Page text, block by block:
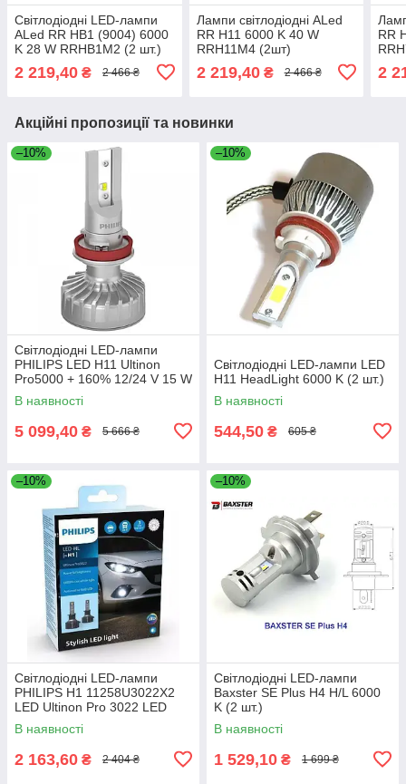
Світлодіодні LED-лампи
ALed RR HB1 (9004) 6000
K 28 W RRHB1M2 (2 шт.)
2 219,40 ₴ 2 466 ₴
Лампи світлодіодні ALed
RR H11 6000 K 40 W
RRH11M4 (2шт)
2 219,40₴ 2 466 ₴
RR
2
Акційні пропозиції та новинки
–10%
Світлодіодні LED-лампи
PHILIPS LED H11 Ultinon
Pro5000 + 160% 12/24 V 15 W
В наявності
5 099,40 ₴ 5 666 ₴
–10%
Світлодіодні LED-лампи LED
H11 HeadLight 6000 K (2 шт.)
В наявності
544,50 ₴ 605 ₴
–10%
Світлодіодні LED-лампи
PHILIPS H1 11258U3022X2
LED Ultinon Pro 3022 LED
12/24V
В наявності
2 163,60 ₴ 2 404 ₴
–10%
Світлодіодні LED-лампи
Baxster SE Plus H4 H/L 6000
K (2 шт.)
В наявності
1 529,10 ₴ 1 699 ₴